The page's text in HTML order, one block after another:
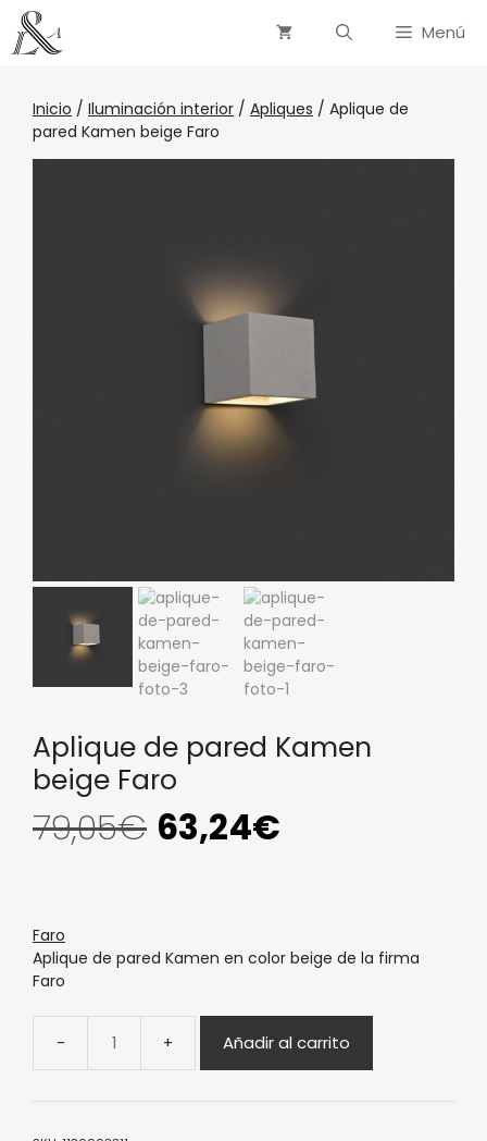
Menú
Inicio / Iluminación interior / Apliques / Aplique de
pared Kamen beige Faro
Aplique de pared Kamen
beige Faro
79,05€ 63,24€
Faro
Aplique de pared Kamen en color beige de la firma
Faro
Añadir al carrito